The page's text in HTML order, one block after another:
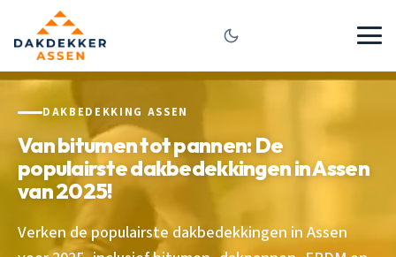
DAKBEDEKKING ASSEN
Van bitumen tot pannen: De
populairste dakbedekkingen in Assen
van 2025!
Verken de populairste dakbedekkingen in Assen